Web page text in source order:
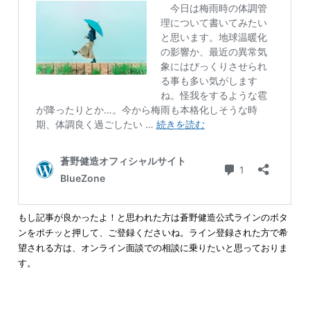
もし記事が良かったよ！と思われた方は蒼野健造公式ラインのボタ
ンをポチッと押して、ご登録くださいね。ライン登録された方で希
望される方は、オンライン面談での相談に乗りたいと思っておりま
す。